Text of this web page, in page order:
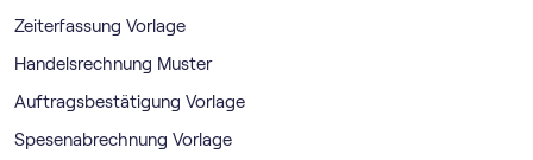
Zeiterfassung Vorlage
Handelsrechnung Muster
Auftragsbestätigung Vorlage
Spesenabrechnung Vorlage